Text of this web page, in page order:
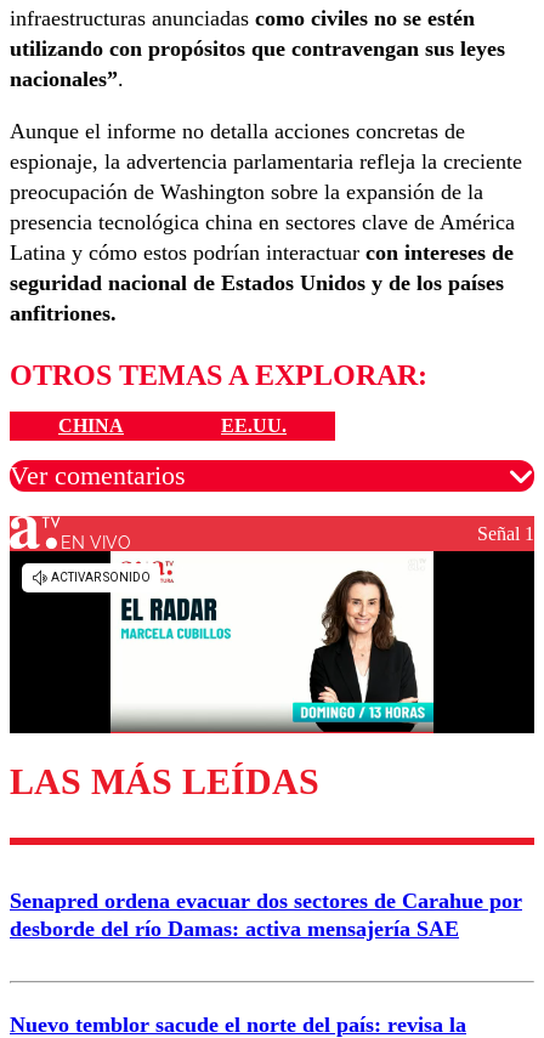
infraestructuras anunciadas como civiles no se estén
utilizando con propósitos que contravengan sus leyes
nacionales”.
Aunque el informe no detalla acciones concretas de
espionaje, la advertencia parlamentaria refleja la creciente
preocupación de Washington sobre la expansión de la
presencia tecnológica china en sectores clave de América
Latina y cómo estos podrían interactuar con intereses de
seguridad nacional de Estados Unidos y de los países
anfitriones.
OTROS TEMAS A EXPLORAR:
CHINA EE.UU.
Ver comentarios
Los comentarios son moderados para garantizar un
diálogo respetuoso.
Enviar comentario
EN VIVO Señal 1
LAS MÁS LEÍDAS
Senapred ordena evacuar dos sectores de Carahue por
desborde del río Damas: activa mensajería SAE
Nuevo temblor sacude el norte del país: revisa la